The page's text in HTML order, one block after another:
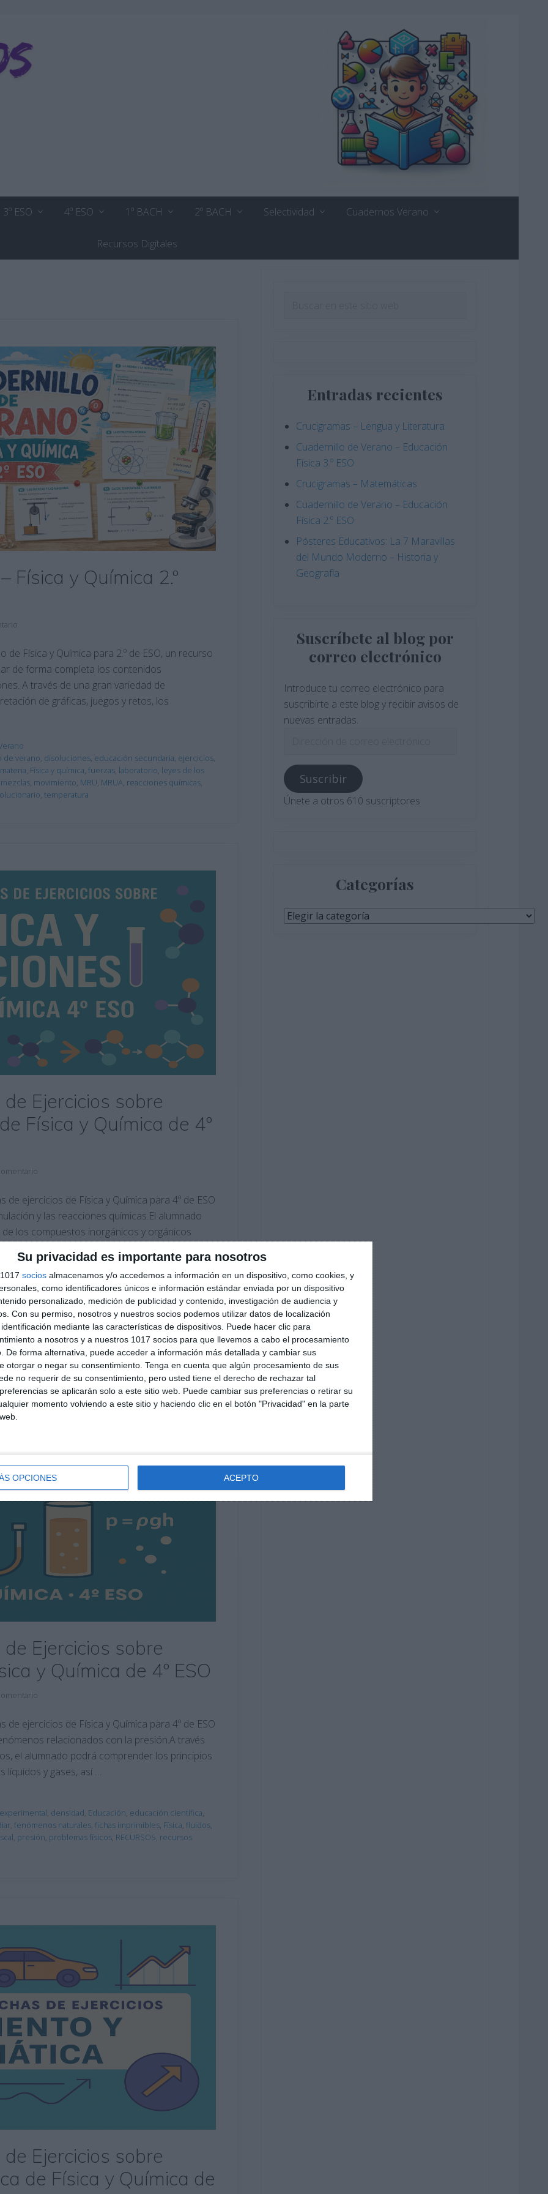
Su privacidad es importante para nosotros
socios almacenamos y/o accedemos a información en un dispositivo, como cookies, y
como identificadores únicos e información estándar enviada por un dispositivo
personalizado, medición de publicidad y contenido, investigación de audiencia y
Con su permiso, nosotros y nuestros socios podemos utilizar datos de localización
mediante las características de dispositivos. Puede hacer clic para
a nosotros y a nuestros 1017 socios para que llevemos a cabo el procesamiento
De forma alternativa, puede acceder a información más detallada y cambiar sus
otorgar o negar su consentimiento. Tenga en cuenta que algún procesamiento de sus
no requerir de su consentimiento, pero usted tiene el derecho de rechazar tal
se aplicarán solo a este sitio web. Puede cambiar sus preferencias o retirar su
momento volviendo a este sitio y haciendo clic en el botón "Privacidad" en la parte
OPCIONES ACEPTO
3º ESO 4º ESO 1º BACH 2º BACH Selectividad Cuadernos Verano
Recursos Digitales
Física y Química 2.º
Física y Química para 2.º de ESO, un recurso
de forma completa los contenidos
A través de una gran variedad de
de gráficas, juegos y retos, los
de verano, disoluciones, educación secundaria, ejercicios,
, Física y química, fuerzas, laboratorio, leyes de los
mezclas, movimiento, MRU, MRUA, reacciones químicas,
, temperatura
Ejercicios sobre
Física y Química de 4º
ejercicios de Física y Química para 4º de ESO
y las reacciones químicas.El alumnado
los compuestos inorgánicos y orgánicos
mediante actividades variadas,
inorgánicos,compuestos orgánicos,disoluciones,
,ejercicios,ESO,estequiometría,estudiar,
formulación,laboratorio,moléculas,obligatoria,práctica
educativos,repasar,SECUNDARIA
Ejercicios sobre
y Química de 4º ESO
ejercicios de Física y Química para 4º de ESO
relacionados con la presión.A través
el alumnado podrá comprender los principios
líquidos y gases, así …
, densidad, Educación, educación científica,
, fenómenos naturales, fichas imprimibles, Física, fluidos,
, presión, problemas físicos, RECURSOS, recursos
Ejercicios sobre
de Física y Química de
Entradas recientes
Crucigramas – Lengua y Literatura
Cuadernillo de Verano – Educación
Física 3.º ESO
Crucigramas – Matemáticas
Cuadernillo de Verano – Educación
Física 2.º ESO
Pósteres Educativos: La 7 Maravillas
del Mundo Moderno – Historia y
Geografía
Suscríbete al blog por
correo electrónico
Introduce tu correo electrónico para
suscribirte a este blog y recibir avisos de
nuevas entradas.
correo
electrónico
Suscribir
Únete a otros 610 suscriptores
Categorías
Categorías